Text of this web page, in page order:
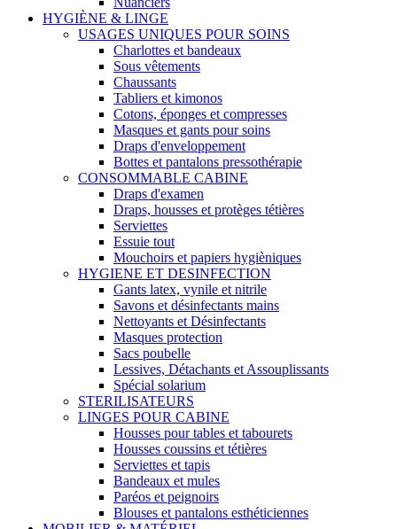
HYGIÈNE & LINGE
USAGES UNIQUES POUR SOINS
Charlottes et bandeaux
Sous vêtements
Chaussants
Tabliers et kimonos
Cotons, éponges et compresses
Masques et gants pour soins
Draps d'enveloppement
Bottes et pantalons pressothérapie
CONSOMMABLE CABINE
Draps d'examen
Draps, housses et protèges tétières
Serviettes
Essuie tout
Mouchoirs et papiers hygièniques
HYGIENE ET DESINFECTION
Gants latex, vynile et nitrile
Savons et désinfectants mains
Nettoyants et Désinfectants
Masques protection
Sacs poubelle
Lessives, Détachants et Assouplissants
Spécial solarium
STERILISATEURS
LINGES POUR CABINE
Housses pour tables et tabourets
Housses coussins et tétières
Serviettes et tapis
Bandeaux et mules
Paréos et peignoirs
Blouses et pantalons esthéticiennes